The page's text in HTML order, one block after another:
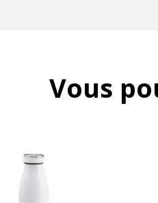
Vous